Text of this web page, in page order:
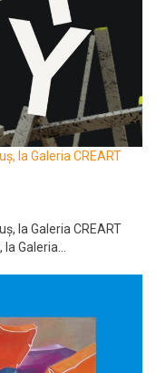
la Galeria CREART
la Galeria CREART
Galeria...